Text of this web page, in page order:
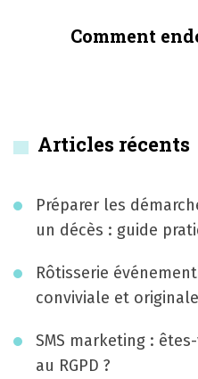
n
a
Comment
Articles récents
Préparer les
un décès : guide
Rôtisserie
conviviale et
SMS marketing :
au RGPD ?